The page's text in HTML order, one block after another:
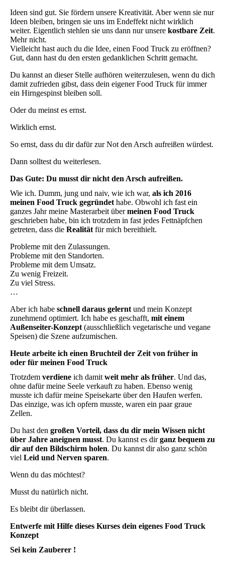
Ideen sind gut. Sie fördern unsere Kreativität. Aber wenn sie nur
Ideen bleiben, bringen sie uns im Endeffekt nicht wirklich
weiter. Eigentlich stehlen sie uns dann nur unsere kostbare Zeit.
Mehr nicht.
Vielleicht hast auch du die Idee, einen Food Truck zu eröffnen?
Gut, dann hast du den ersten gedanklichen Schritt gemacht.
Du kannst an dieser Stelle aufhören weiterzulesen, wenn du dich
damit zufrieden gibst, dass dein eigener Food Truck für immer
ein Hirngespinst bleiben soll.
Oder du meinst es ernst.
Wirklich ernst.
So ernst, dass du dir dafür zur Not den Arsch aufreißen würdest.
Dann solltest du weiterlesen.
Das Gute: Du musst dir nicht den Arsch aufreißen.
Wie ich. Dumm, jung und naiv, wie ich war, als ich 2016
meinen Food Truck gegründet habe. Obwohl ich fast ein
ganzes Jahr meine Masterarbeit übermeinen Food Truck
geschrieben habe, bin ich trotzdem in fast jedes Fettnäpfchen
getreten, dass die Realität für mich bereithielt.
Probleme mit den Zulassungen.
Probleme mit den Standorten.
Probleme mit dem Umsatz.
Zu wenig Freizeit.
Zu viel Stress.
…
Aber ich habe schnell daraus gelernt und mein Konzept
zunehmend optimiert. Ich habe es geschafft, mit einem
Außenseiter-Konzept (ausschließlich vegetarische und vegane
Speisen) die Szene aufzumischen.
Heute arbeite ich einen Bruchteil der Zeit von früher in
oder für meinen Food Truck
Trotzdem verdiene ich damit weit mehr als früher. Und das,
ohne dafür meine Seele verkauft zu haben. Ebenso wenig
musste ich dafür meine Speisekarte über den Haufen werfen.
Das einzige, was ich opfern musste, waren ein paar graue
Zellen.
Du hast den großen Vorteil, dass du dir mein Wissen nicht
über Jahre aneignen musst. Du kannst es dirganz bequem zu
dir auf den Bildschirm holen. Du kannst dir also ganz schön
viel Leid und Nerven sparen.
Wenn du das möchtest?
Musst du natürlich nicht.
Es bleibt dir überlassen.
Entwerfe mit Hilfe dieses Kurses dein eigenes Food Truck
Konzept
Sei kein Zauberer !